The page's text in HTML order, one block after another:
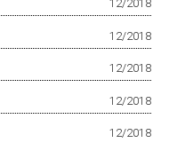
12/2018
12/2018
12/2018
12/2018
12/2018